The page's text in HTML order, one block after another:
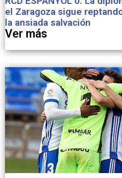
el Zaragoza sigue
la ansiada salvación
Ver más